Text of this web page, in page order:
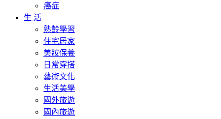
癌症
生 活
熟齡學習
住宅居家
美妝保養
日常穿搭
藝術文化
生活美學
國外旅遊
國內旅遊